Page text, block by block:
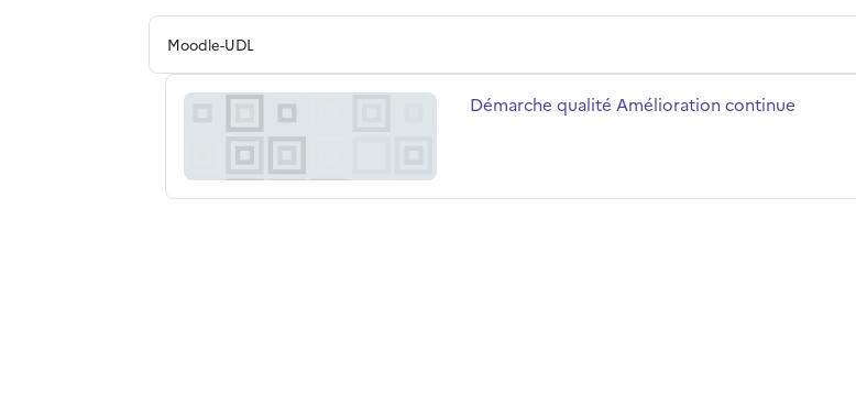
Moodle-UDL
Démarche qualité Amélioration continueCourse name
Démarche qualité Amélioration continue